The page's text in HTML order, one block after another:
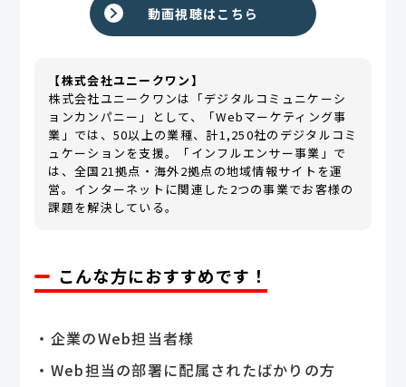
動画視聴はこちら
【株式会社ユニークワン】
株式会社ユニークワンは「デジタルコミュニケーシ
ョンカンパニー」として、「Webマーケティング事
業」では、50以上の業種、計1,250社のデジタルコミ
ュケーションを支援。「インフルエンサー事業」で
は、全国21拠点・海外2拠点の地域情報サイトを運
営。インターネットに関連した2つの事業でお客様の
課題を解決している。
こんな方におすすめです！
・企業のWeb担当者様
・Web担当の部署に配属されたばかりの方